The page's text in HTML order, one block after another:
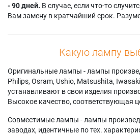
- 90 дней. В случае, если что-то
Вам замену в кратчайший срок.
Какую лампу
Оригинальные лампы - лампы
Philips, Osram, Ushio, Matsushita,
устанавливают в свои изделия
Высокое качество, соответствующая
Совместимые лампы - лампы
заводах, идентичные по тех.